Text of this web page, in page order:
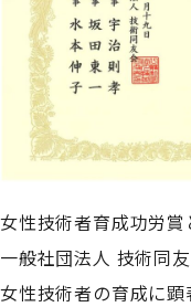
女性技術者育成功労賞
一般社団法人 技術同
女性技術者の育成に